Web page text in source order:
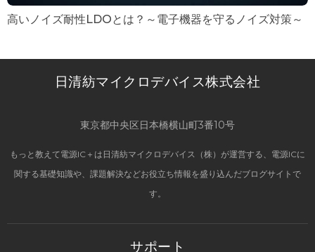
高いノイズ耐性LDOとは？～電子機器を守るノイズ対策～
日清紡マイクロデバイス株式会社
東京都中央区日本橋横山町3番10号
もっと教えて電源IC＋は日清紡マイクロデバイス（株）が運営する、電源ICに
関する基礎知識や、課題解決などお役立ち情報を盛り込んだブログサイトで
す。
サポート